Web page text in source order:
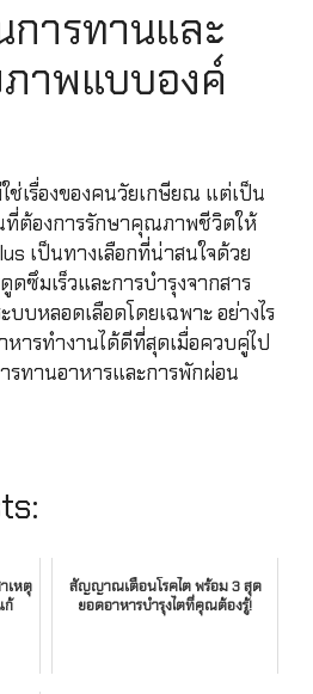
การทานและ
าพแบบองค์
ช่เรื่องของคนวัยเกษียณ แต่เป็น
ที่ต้องการรักษาคุณภาพชีวิตให้
เป็นทางเลือกที่น่าสนใจด้วย
ดซึมเร็วและการบำรุงจากสาร
บหลอดเลือดโดยเฉพาะ อย่างไร
ารทำงานได้ดีที่สุดเมื่อควบคู่ไป
รทานอาหารและการพักผ่อน
เหตุ
ก้
สัญญาณเตือนโรคไต พร้อม 3 สุด
ยอดอาหารบำรุงไตที่คุณต้องรู้!